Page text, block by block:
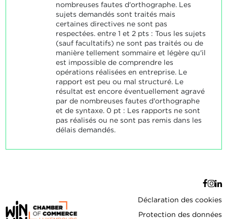
nombreuses fautes d'orthographe. Les
sujets demandés sont traités mais
certaines directives ne sont pas
respectées. entre 1 et 2 pts : Tous les sujets
(sauf facultatifs) ne sont pas traités ou de
manière tellement sommaire et légère qu'il
est impossible de comprendre les
opérations réalisées en entreprise. Le
rapport est peu ou mal structuré. Le
résultat est encore éventuellement agravé
par de nombreuses fautes d'orthographe
et de syntaxe. 0 pt : Les rapports ne sont
pas réalisés ou ne sont pas remis dans les
délais demandés.
Déclaration des cookies
Protection des données